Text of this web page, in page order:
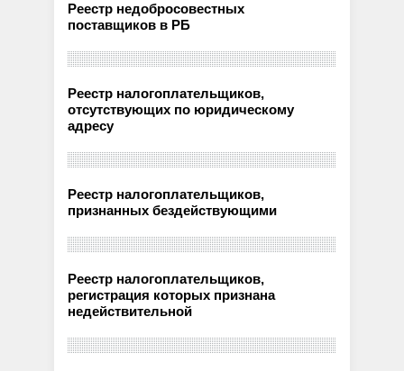
Реестр недобросовестных
поставщиков в РБ
Реестр налогоплательщиков,
отсутствующих по юридическому
адресу
Реестр налогоплательщиков,
признанных бездействующими
Реестр налогоплательщиков,
регистрация которых признана
недействительной